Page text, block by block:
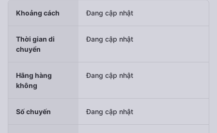
Khoảng cách Đang cập nhật
Thời gian di
chuyển
Đang cập nhật
Hãng hàng
không
Đang cập nhật
Số chuyến Đang cập nhật